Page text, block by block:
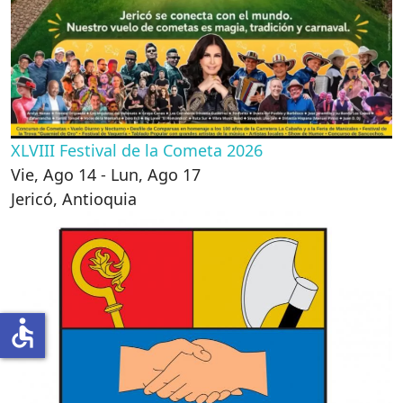
XLVIII Festival de la Cometa 2026
Vie, Ago 14 - Lun, Ago 17
Jericó, Antioquia
accessible